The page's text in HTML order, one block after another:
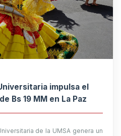
impulsa el
Bs 19 MM en La Paz
de la UMSA genera un